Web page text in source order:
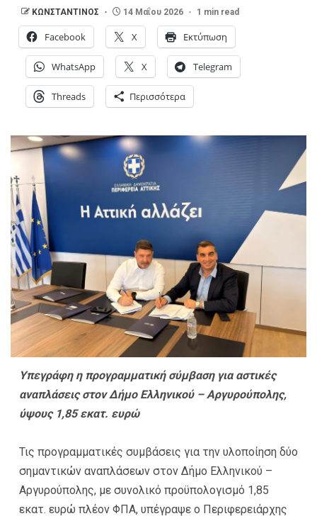
ΚΩΝΣΤΑΝΤΙΝΟΣ 14 Μαΐου 2026 1 min read
Facebook X Εκτύπωση
WhatsApp X Telegram
Threads Περισσότερα
Υπεγράφη η προγραμματική σύμβαση για αστικές
αναπλάσεις στον Δήμο Ελληνικού – Αργυρούπολης,
ύψους 1,85 εκατ. ευρώ
Τις προγραμματικές συμβάσεις για την υλοποίηση δύο
σημαντικών αναπλάσεων στον Δήμο Ελληνικού –
Αργυρούπολης, με συνολικό προϋπολογισμό 1,85
εκατ. ευρώ πλέον ΦΠΑ, υπέγραψε ο Περιφερειάρχης